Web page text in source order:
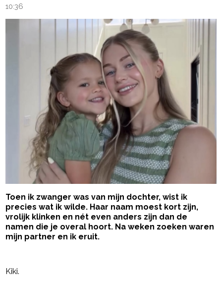
10:36
Toen ik zwanger was van mijn dochter, wist ik
precies wat ik wilde. Haar naam moest kort zijn,
vrolijk klinken en nét even anders zijn dan de
namen die je overal hoort. Na weken zoeken waren
mijn partner en ik eruit.
Kiki.